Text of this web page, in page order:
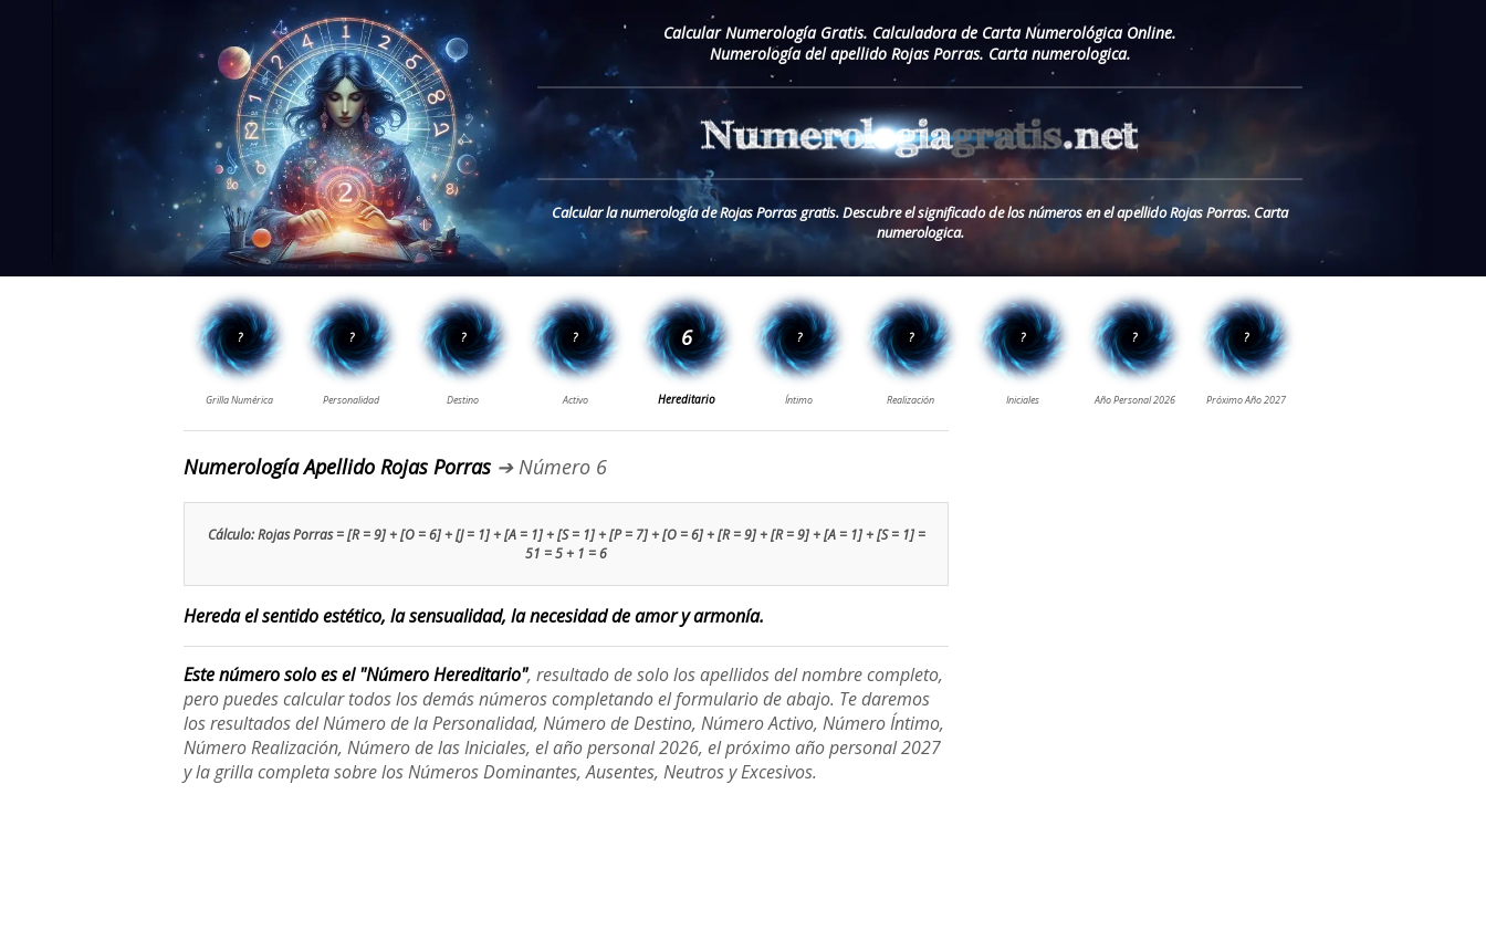
Calcular Numerología Gratis. Calculadora de Carta Numerológica Online.
Numerología del apellido Rojas Porras. Carta numerologica.
Calcular la numerología de Rojas Porras gratis. Descubre el significado de los números en el apellido Rojas Porras. Carta
numerologica.
Numerología Apellido Rojas Porras ➔ Número 6
Cálculo: Rojas Porras = [R = 9] + [O = 6] + [J = 1] + [A = 1] + [S = 1] + [P = 7] + [O = 6] + [R = 9] + [R = 9] + [A = 1] + [S = 1] =
51 = 5 + 1 = 6
Hereda el sentido estético, la sensualidad, la necesidad de amor y armonía.
Este número solo es el "Número Hereditario", resultado de solo los apellidos del nombre completo,
pero puedes calcular todos los demás números completando el formulario de abajo. Te daremos
los resultados del Número de la Personalidad, Número de Destino, Número Activo, Número Íntimo,
Número Realización, Número de las Iniciales, el año personal 2026, el próximo año personal 2027
y la grilla completa sobre los Números Dominantes, Ausentes, Neutros y Excesivos.